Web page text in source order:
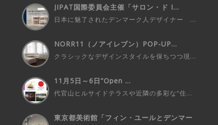
JIPAT国際委員会主催「サロン・ド I...
日本に魅了されたデンマーク人デザイナー ...
NORR11（ノアイレブン）POP-UP...
クラシックなデザインスタイルを保ちつつ現...
11月5日～6日”Open ...
代官山ヒルサイドテラスや近隣の多彩な“住...
東京都美術館「フィン・ユールとデンマー